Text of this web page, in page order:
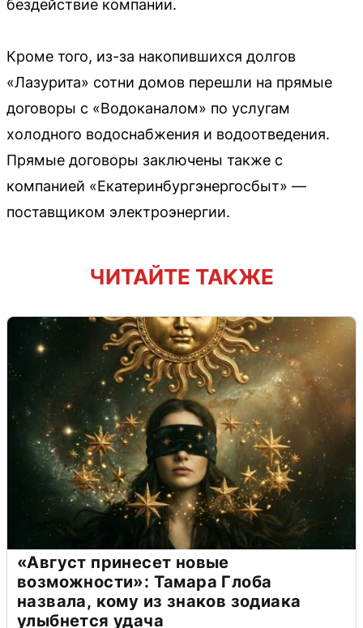
бездействие компании.
Кроме того, из-за накопившихся долгов
«Лазурита» сотни домов перешли на прямые
договоры с «Водоканалом» по услугам
холодного водоснабжения и водоотведения.
Прямые договоры заключены также с
компанией «Екатеринбургэнергосбыт» —
поставщиком электроэнергии.
ЧИТАЙТЕ ТАКЖЕ
«Август принесет новые
возможности»: Тамара Глоба
назвала, кому из знаков зодиака
улыбнется удача